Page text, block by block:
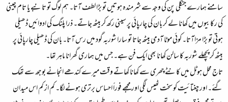
سامنے ہمارے جنگلی پن کی وجہ سے شرمندہ ہوتیں تو بڑا لطف آتا۔ ہم لوگ تو تانبے یا تام چینی
کی رکابیوں میں کھانا لے کر بان کی چارپائی پر سینی رکھ کر بیٹھ جاتے۔ ذرا پلنگ کی ادوائیں ڈھیلی
ہوتی تو بڑا مزاآتا۔ کوئی موٹا آدمی بیٹھ جاتا تو سارا شوربہ گود میں رس آتا۔ بان کی ڈھیلی چارپائی پر
بیٹھ کر پچھلے شوربہ کا سالن کھانا بھی ایک فن ہے۔ جس میں ہماری گھرانا ماہر تھا۔
تاج محل ہوٹل میں کانٹے چھری سے کھانا کھاتے وقت میرے کندھے انجانے بوجھ سے تھک
گئے۔ اور چغتائیت کو سخت ٹھیس لگی اور مجھے فوراً احساس برتری ہونے لگا۔ کم از کم اس میدان